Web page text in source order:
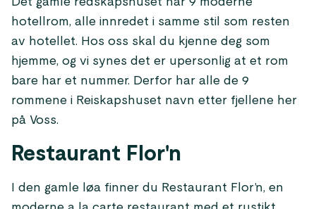
hotellrom, alle innredet i samme stil som resten
av hotellet. Hos oss skal du kjenne deg som
hjemme, og vi synes det er upersonlig at et rom
bare har et nummer. Derfor har alle de 9
rommene i Reiskapshuset navn etter fjellene her
på Voss.
Restaurant Flor'n
I den gamle løa finner du Restaurant Flor’n, en